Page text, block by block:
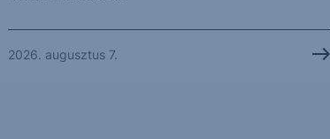
2026. augusztus 7.